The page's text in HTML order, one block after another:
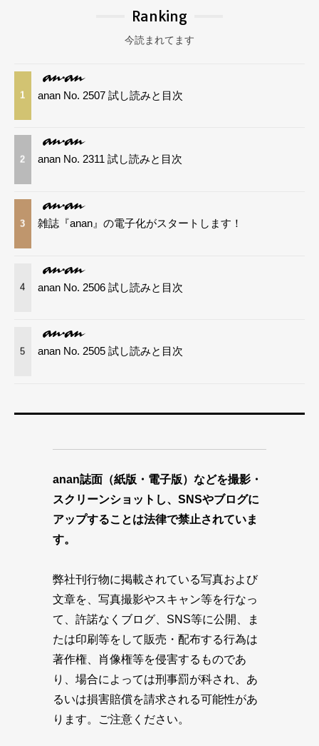
Ranking
今読まれてます
1 anan No. 2507 試し読みと目次
2 anan No. 2311 試し読みと目次
3 雑誌『anan』の電子化がスタートします！
4 anan No. 2506 試し読みと目次
5 anan No. 2505 試し読みと目次
anan誌面（紙版・電子版）などを撮影・
スクリーンショットし、SNSやブログに
アップすることは法律で禁止されていま
す。
弊社刊行物に掲載されている写真および
文章を、写真撮影やスキャン等を行なっ
て、許諾なくブログ、SNS等に公開、ま
たは印刷等をして販売・配布する行為は
著作権、肖像権等を侵害するものであ
り、場合によっては刑事罰が科され、あ
るいは損害賠償を請求される可能性があ
ります。ご注意ください。